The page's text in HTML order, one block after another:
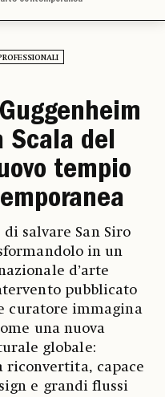
Scala del
tempio
salvare San Siro
in un
d’arte
pubblicato
curatore immagina
una nuova
globale:
riconvertita, capace
e grandi flussi